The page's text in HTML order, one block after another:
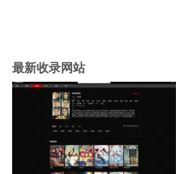
最新收录网站